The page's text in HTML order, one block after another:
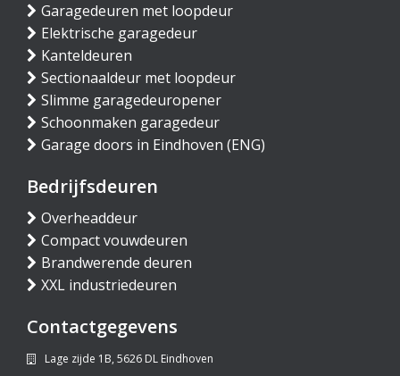
Garagedeuren met loopdeur
Elektrische garagedeur
Kanteldeuren
Sectionaaldeur met loopdeur
Slimme garagedeuropener
Schoonmaken garagedeur
Garage doors in Eindhoven (ENG)
Bedrijfsdeuren
Overheaddeur
Compact vouwdeuren
Brandwerende deuren
XXL industriedeuren
Contactgegevens
Lage zijde 1B, 5626 DL Eindhoven